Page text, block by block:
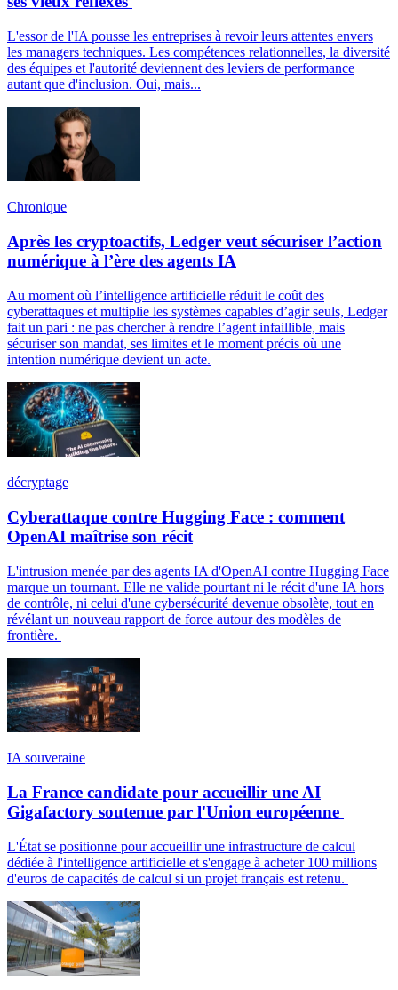
L'essor de l'IA pousse les entreprises à revoir leurs attentes envers
les managers techniques. Les compétences relationnelles, la diversité
des équipes et l'autorité deviennent des leviers de performance
autant que d'inclusion. Oui, mais...
Chronique
Après les cryptoactifs, Ledger veut sécuriser l’action
numérique à l’ère des agents IA
Au moment où l’intelligence artificielle réduit le coût des
cyberattaques et multiplie les systèmes capables d’agir seuls, Ledger
fait un pari : ne pas chercher à rendre l’agent infaillible, mais
sécuriser son mandat, ses limites et le moment précis où une
intention numérique devient un acte.
décryptage
Cyberattaque contre Hugging Face : comment
OpenAI maîtrise son récit
L'intrusion menée par des agents IA d'OpenAI contre Hugging Face
marque un tournant. Elle ne valide pourtant ni le récit d'une IA hors
de contrôle, ni celui d'une cybersécurité devenue obsolète, tout en
révélant un nouveau rapport de force autour des modèles de
frontière.
IA souveraine
La France candidate pour accueillir une AI
Gigafactory soutenue par l'Union européenne
L'État se positionne pour accueillir une infrastructure de calcul
dédiée à l'intelligence artificielle et s'engage à acheter 100 millions
d'euros de capacités de calcul si un projet français est retenu.